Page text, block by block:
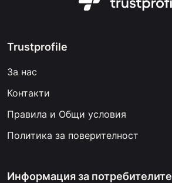
Trustprofile
За нас
Контакти
Правила и Общи условия
Политика за поверителност
Информация за потребителите